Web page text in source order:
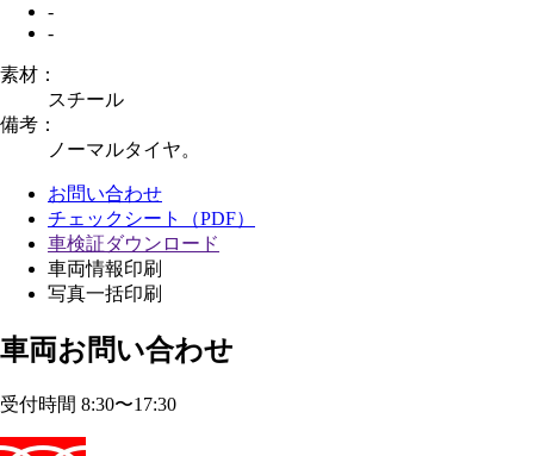
-
-
素材：
スチール
備考：
ノーマルタイヤ。
お問い合わせ
チェックシート（PDF）
車検証ダウンロード
車両情報印刷
写真一括印刷
車両お問い合わせ
受付時間 8:30〜17:30